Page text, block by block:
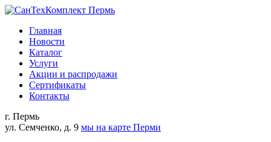
Главная
Новости
Каталог
Услуги
Акции и распродажи
Сертификаты
Контакты
г. Пермь
ул. Семченко, д. 9 мы на карте Перми